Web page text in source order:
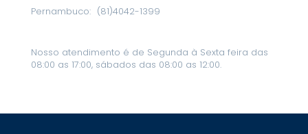
Pernambuco: (81)4042-1399
Nosso atendimento é de Segunda à Sexta feira das
08:00 as 17:00, sábados das 08:00 as 12:00.